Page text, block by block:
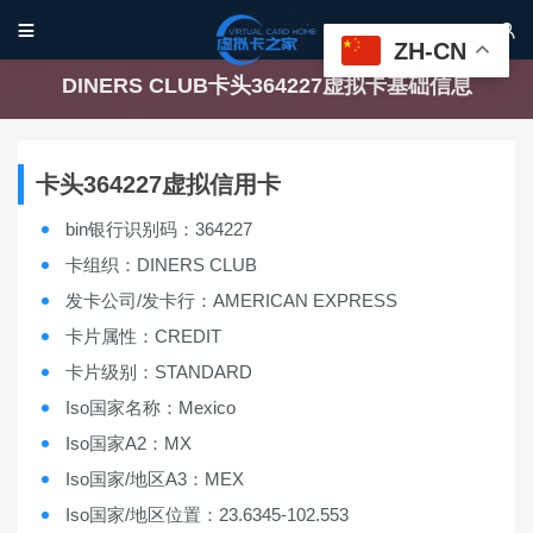
 
DINERS CLUB卡头364227虚拟卡基础信息
卡头364227虚拟信用卡
bin银行识别码：364227
卡组织：DINERS CLUB
发卡公司/发卡行：AMERICAN EXPRESS
卡片属性：CREDIT
卡片级别：STANDARD
Iso国家名称：Mexico
Iso国家A2：MX
Iso国家/地区A3：MEX
Iso国家/地区位置：23.6345-102.553
ZH-CN